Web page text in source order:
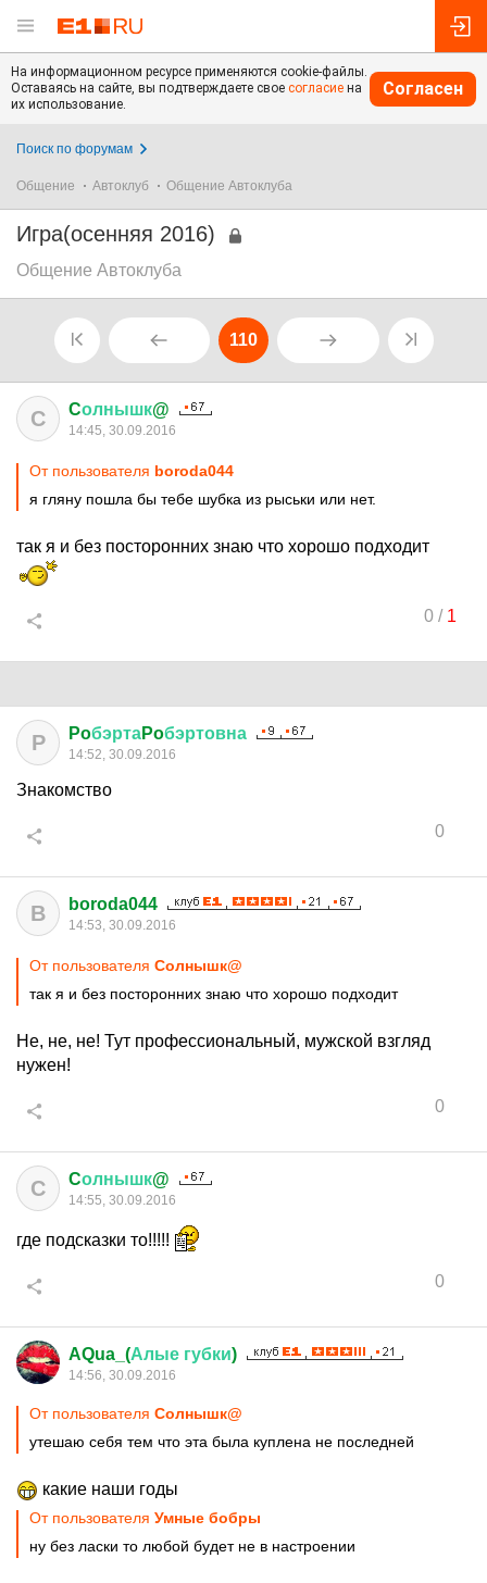
На информационном ресурсе применяются cookie-файлы.
Оставаясь на сайте, вы подтверждаете свое согласие на
их использование.
Согласен
Поиск по форумам
Общение Автоклуб Общение Автоклуба
Игра(осенняя 2016)
Общение Автоклуба
110
C Cолнышк@
14:45, 30.09.2016
От пользователя boroda044
я гляну пошла бы тебе шубка из рыськи или нет.
так я и без посторонних знаю что хорошо подходит
0/ 1
P PoбэртаPoбэртовна
14:52, 30.09.2016
Знакомство
0
B boroda044
14:53, 30.09.2016
От пользователя Cолнышк@
так я и без посторонних знаю что хорошо подходит
Не, не, не! Тут профессиональный, мужской взгляд
нужен!
0
C Cолнышк@
14:55, 30.09.2016
где подсказки то!!!!!
0
AQua_(Алые губки)
14:56, 30.09.2016
От пользователя Cолнышк@
утешаю себя тем что эта была куплена не последней
какие наши годы
От пользователя Умные бобры
ну без ласки то любой будет не в настроении